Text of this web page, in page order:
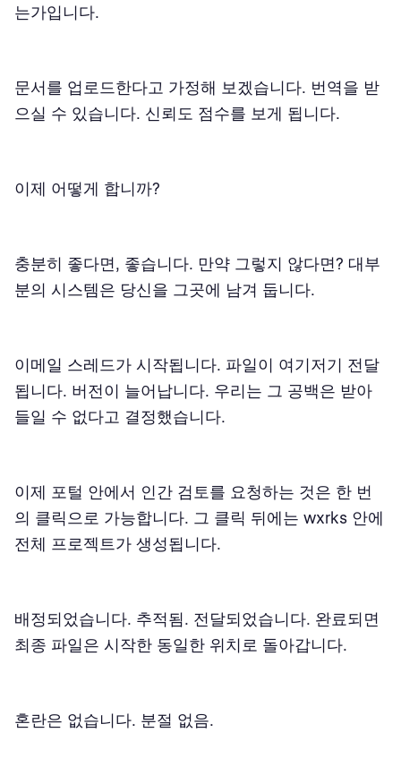
는가입니다.
문서를 업로드한다고 가정해 보겠습니다. 번역을 받
으실 수 있습니다. 신뢰도 점수를 보게 됩니다.
이제 어떻게 합니까?
충분히 좋다면, 좋습니다. 만약 그렇지 않다면? 대부
분의 시스템은 당신을 그곳에 남겨 둡니다.
이메일 스레드가 시작됩니다. 파일이 여기저기 전달
됩니다. 버전이 늘어납니다. 우리는 그 공백은 받아
들일 수 없다고 결정했습니다.
이제 포털 안에서 인간 검토를 요청하는 것은 한 번
의 클릭으로 가능합니다. 그 클릭 뒤에는 wxrks 안에
전체 프로젝트가 생성됩니다.
배정되었습니다. 추적됨. 전달되었습니다. 완료되면
최종 파일은 시작한 동일한 위치로 돌아갑니다.
혼란은 없습니다. 분절 없음.